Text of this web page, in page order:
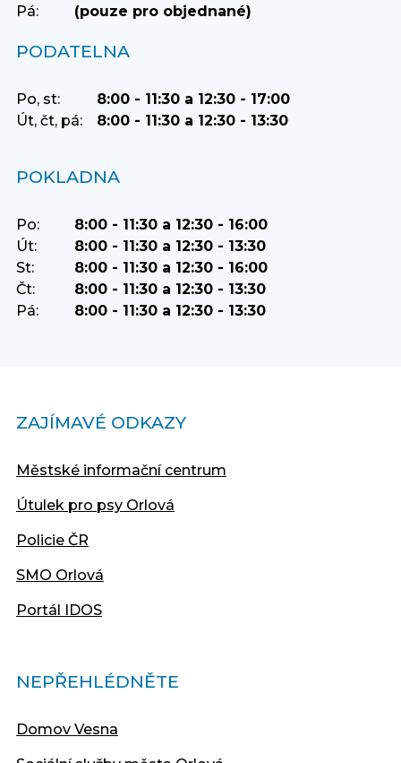
Pá:
(pouze pro objednané)
PODATELNA
Po, st:
8:00 - 11:30 a 12:30 - 17:00
Út, čt, pá:
8:00 - 11:30 a 12:30 - 13:30
POKLADNA
Po:
8:00 - 11:30 a 12:30 - 16:00
Út:
8:00 - 11:30 a 12:30 - 13:30
St:
8:00 - 11:30 a 12:30 - 16:00
Čt:
8:00 - 11:30 a 12:30 - 13:30
Pá:
8:00 - 11:30 a 12:30 - 13:30
ZAJÍMAVÉ ODKAZY
Městské informační centrum
Útulek pro psy Orlová
Policie ČR
SMO Orlová
Portál IDOS
NEPŘEHLÉDNĚTE
Domov Vesna